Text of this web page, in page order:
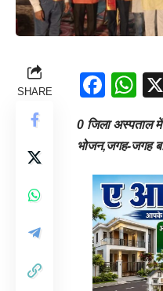
SHARE
0 जिला अस्पताल में
भोजन,जगह-जगह